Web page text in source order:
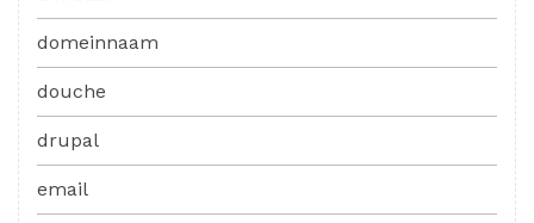
domeinnaam
douche
drupal
email